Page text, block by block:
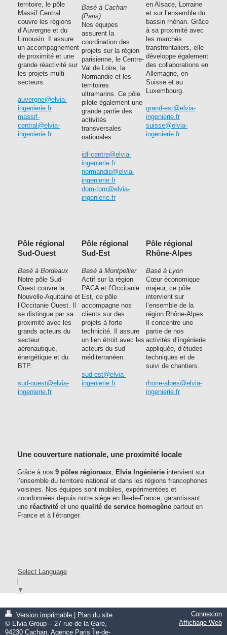
territoire, le pôle
Massif Central
couvre les régions
d’Auvergne et du
Limousin. Il assure
un accompagnement
de proximité et une
grande réactivité sur
les projets multi-
secteurs.
auvergne@elvia-
ingenierie.fr
massif-
central@elvia-
ingenierie.fr
Basé à Cachan
(Paris)
Nos équipes
assurent la
coordination des
projets sur la région
parisienne, le Centre-
Val de Loire, la
Normandie et les
territoires
ultramarins. Ce pôle
pilote également une
grande partie des
activités
transversales
nationales.
idf-centre@elvia-
ingenierie.fr
normandie@elvia-
ingenierie.fr
dom-tom@elvia-
ingenierie.fr
en Alsace, Lorraine
et sur l’ensemble du
bassin rhénan. Grâce
à sa proximité avec
les marchés
transfrontaliers, elle
développe également
des collaborations en
Allemagne, en
Suisse et au
Luxembourg.
grand-est@elvia-
ingenierie.fr
suisse@elvia-
ingenierie.fr
Pôle régional
Sud-Ouest
Basé à Bordeaux
Notre pôle Sud-
Ouest couvre la
Nouvelle-Aquitaine et
l’Occitanie Ouest. Il
se distingue par sa
proximité avec les
grands acteurs du
secteur
aéronautique,
énergétique et du
BTP.
sud-ouest@elvia-
ingenierie.fr
Pôle régional
Sud-Est
Basé à Montpellier
Actif sur la région
PACA et l’Occitanie
Est, ce pôle
accompagne nos
clients sur des
projets à forte
technicité. Il assure
un lien étroit avec les
acteurs du sud
méditerranéen.
sud-est@elvia-
ingenierie.fr
Pôle régional
Rhône-Alpes
Basé à Lyon
Cœur économique
majeur, ce pôle
intervient sur
l’ensemble de la
région Rhône-Alpes.
Il concentre une
partie de nos
activités d’ingénierie
appliquée, d’études
techniques et de
suivi de chantiers.
rhone-alpes@elvia-
ingenierie.fr
Une couverture nationale, une proximité locale
Grâce à nos 9 pôles régionaux, Elvia Ingénierie intervient sur
l’ensemble du territoire national et dans les régions francophones
voisines. Nos équipes sont mobiles, expérimentées et
coordonnées depuis notre siège en Île-de-France, garantissant
une réactivité et une qualité de service homogène partout en
France et à l’étranger.
Select Language
▼
Version imprimable
Plan du site
© Elvia Group – 27 rue de la Gare,
94230 Cachan, Agence Paris Île-de-
Connexion
Affichage Web